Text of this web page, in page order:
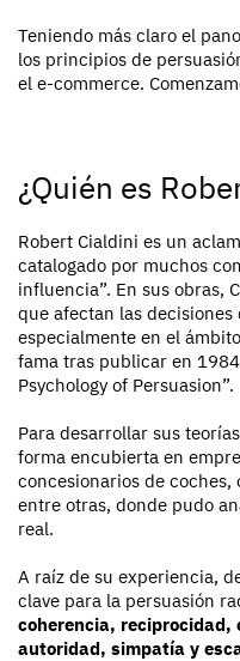
Teniendo más claro el
los principios de
el e-commerce.
¿Quién es
Robert Cialdini es un
catalogado por muchos
influencia”. En sus obras,
que afectan las decisiones
especialmente en el
fama tras publicar en
Psychology of Persuasion”.
Para desarrollar sus
forma encubierta en
concesionarios de
entre otras, donde pudo
real.
A raíz de su experiencia,
clave para la persuasión
coherencia, reciprocidad,
autoridad, simpatía y